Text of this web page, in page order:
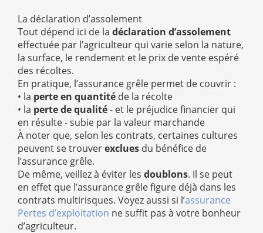
La déclaration d’assolement
Tout dépend ici de la déclaration d’assolement
effectuée par l’agriculteur qui varie selon la nature,
la surface, le rendement et le prix de vente espéré
des récoltes.
En pratique, l’assurance grêle permet de couvrir :
• la perte en quantité de la récolte
• la perte de qualité- et le préjudice financier qui
en résulte - subie par la valeur marchande
À noter que, selon les contrats, certaines cultures
peuvent se trouverexclues du bénéfice de
l’assurance grêle.
De même, veillez à éviter les doublons. Il se peut
en effet que l’assurance grêle figure déjà dans les
contrats multirisques. Voyez aussi si l’assurance
Pertes d’exploitation ne suffit pas à votre bonheur
d’agriculteur.